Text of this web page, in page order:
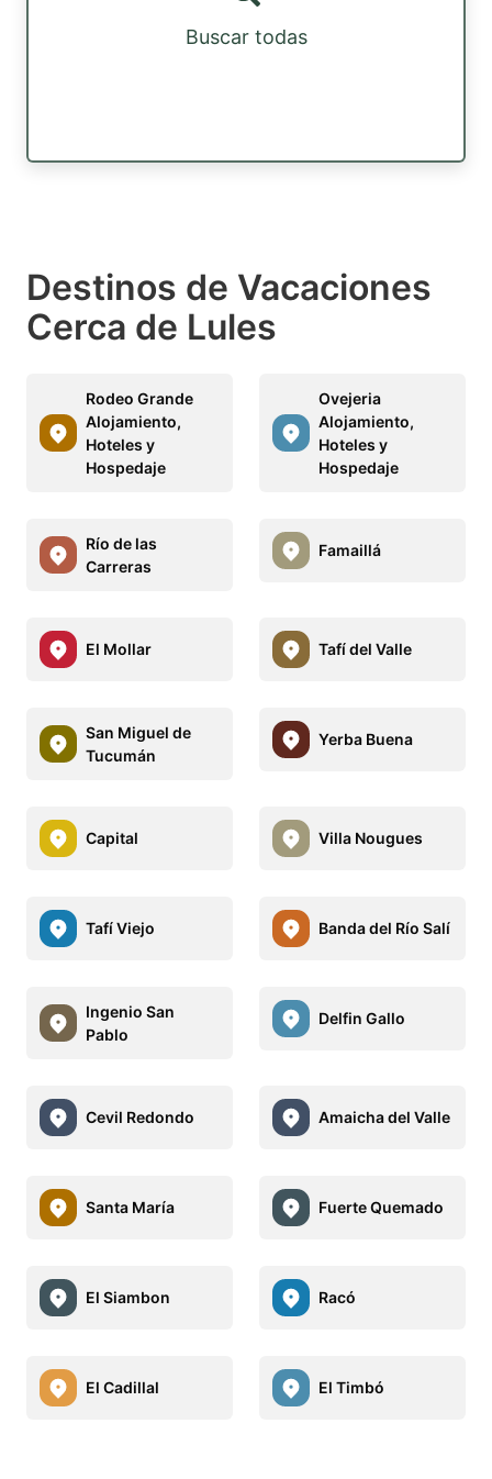
Buscar todas
Destinos de Vacaciones
Cerca de Lules
Rodeo Grande
Alojamiento,
Hoteles y
Hospedaje
Ovejeria
Alojamiento,
Hoteles y
Hospedaje
Río de las
Carreras
Famaillá
El Mollar Tafí del Valle
San Miguel de
Tucumán
Yerba Buena
Capital Villa Nougues
Tafí Viejo Banda del Río Salí
Ingenio San
Pablo
Delfin Gallo
Cevil Redondo Amaicha del Valle
Santa María Fuerte Quemado
El Siambon Racó
El Cadillal El Timbó